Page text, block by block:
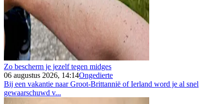
Zo bescherm je jezelf tegen midges
06 augustus 2026, 14:14Ongedierte
Bij een vakantie naar Groot-Brittannië of Ierland word je al snel
gewaarschuwd v...